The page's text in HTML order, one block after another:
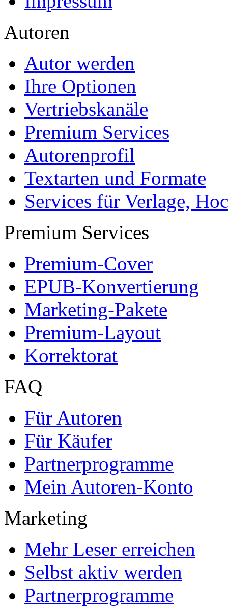
Autoren
Autor werden
Ihre Optionen
Vertriebskanäle
Premium Services
Autorenprofil
Textarten und Formate
Services für Verlage,
Premium Services
Premium-Cover
EPUB-Konvertierung
Marketing-Pakete
Premium-Layout
Korrektorat
FAQ
Für Autoren
Für Käufer
Partnerprogramme
Mein Autoren-Konto
Marketing
Mehr Leser erreichen
Selbst aktiv werden
Partnerprogramme